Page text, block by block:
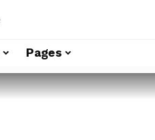
Pages